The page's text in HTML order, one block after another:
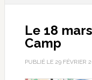
Le 18
Camp
PUBLIÉ LE 29 FÉVRIER